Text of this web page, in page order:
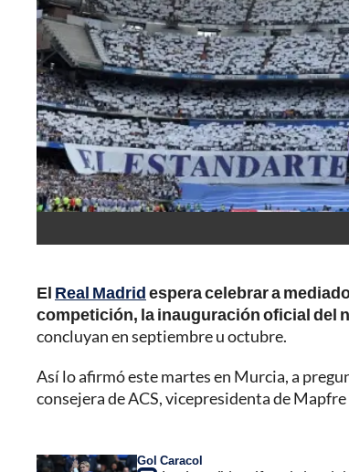
El Real Madridespera celebrar a
competición, la inauguración oficial del
concluyan en septiembre u octubre.
Así lo afirmó este martes en Murcia, a
consejera de ACS, vicepresidenta de Mapfre
Gol Caracol